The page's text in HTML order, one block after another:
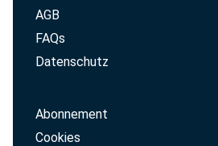
AGB
FAQs
Datenschutz
Abonnement
Cookies